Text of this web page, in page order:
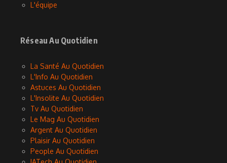
L'équipe
Réseau Au Quotidien
La Santé Au Quotidien
L'Info Au Quotidien
Astuces Au Quotidien
L'Insolite Au Quotidien
Tv Au Quotidien
Le Mag Au Quotidien
Argent Au Quotidien
Plaisir Au Quotidien
People Au Quotidien